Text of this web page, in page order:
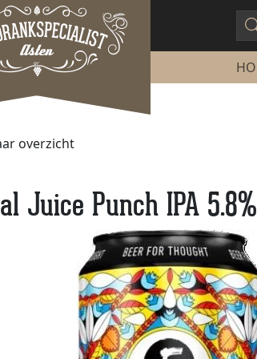
overzicht
Juice Punch IPA 5.8%